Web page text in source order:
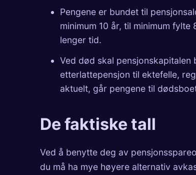
Pengene er bundet til
minimum 10 år, til minimum
lenger tid.
Ved død skal
etterlattepensjon til ektefelle,
aktuelt, går pengene til
De faktiske tall
Ved å benytte deg av
du må ha mye høyere alternativ